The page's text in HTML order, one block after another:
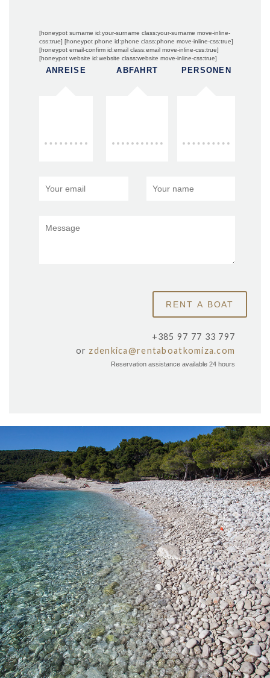
[honeypot surname id:your-surname class:your-surname move-inline-
css:true] [honeypot phone id:phone class:phone move-inline-css:true]
[honeypot email-confirm id:email class:email move-inline-css:true]
[honeypot website id:website class:website move-inline-css:true]
ANREISE ABFAHRT PERSONEN
+385 97 77 33 797
or zdenkica@rentaboatkomiza.com
Reservation assistance available 24 hours
DER STRAND SREBRENA
Der Strand Srebrena ist einer unserer bekanntesten Strände.
Die Pinien bieten am Strand Schatten. Der Strand ist nach dem
Glanz der großen Kieselsteine im Mondlicht benannt. Sie
können den Strand mit einem Boot besuchen, das Sie bei uns
mieten oder buchen Sie einen Tagesausflug mit unserem
schnellen Taxi-Boot, das für Familien mit Kindern ideal ist. Den
Strand kann auch mit dem Auto erreichen, doch folgt noch ein
Spaziergang von etwa 15 Minuten.